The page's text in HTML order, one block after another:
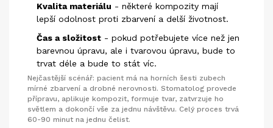
Kvalita materiálu - některé kompozity mají
lepší odolnost proti zbarvení a delší životnost.
Čas a složitost - pokud potřebujete více než jen
barevnou úpravu, ale i tvarovou úpravu, bude to
trvat déle a bude to stát víc.
Nejčastější scénář: pacient má na horních šesti zubech
mírné zbarvení a drobné nerovnosti. Stomatolog provede
přípravu, aplikuje kompozit, formuje tvar, zatvrzuje ho
světlem a dokončí vše za jednu návštěvu. Celý proces trvá
60-90 minut na jednu čelist.